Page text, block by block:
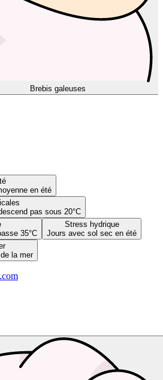
Brebis galeuses
en été
pas sous 20°C
35°C
Stress hydrique
Jours avec sol sec en été
la mer